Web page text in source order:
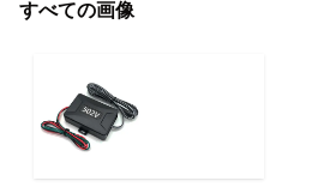
すべての画像